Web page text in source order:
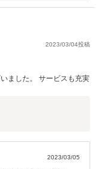
2023/03/04投稿
ました。 サービスも充実
2023/03/05